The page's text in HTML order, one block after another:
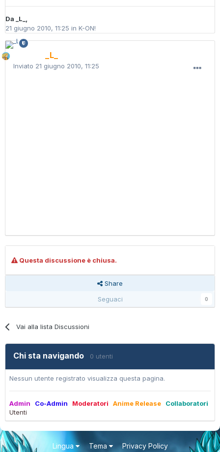
Da _L_,
21 giugno 2010, 11:25 in K-ON!
_L_
Inviato 21 giugno 2010, 11:25
Questa discussione è chiusa.
Share
Seguaci
0
Vai alla lista Discussioni
Chi sta navigando 0 utenti
Nessun utente registrato visualizza questa pagina.
Admin Co-Admin Moderatori Anime Release
Collaboratori
Utenti
Lingua Tema Privacy Policy